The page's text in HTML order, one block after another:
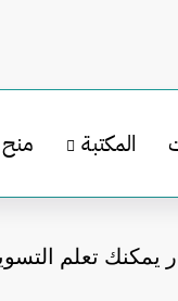
المكتبة
يمكنك تعلم